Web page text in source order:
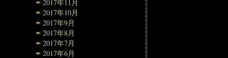
2017年11月
2017年10月
2017年9月
2017年8月
2017年7月
2017年6月